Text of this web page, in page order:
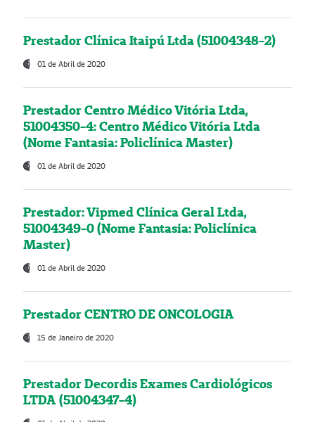
Prestador Clínica Itaipú Ltda (51004348-2)
01 de Abril de 2020
Prestador Centro Médico Vitória Ltda,
51004350-4: Centro Médico Vitória Ltda
(Nome Fantasia: Policlínica Master)
01 de Abril de 2020
Prestador: Vipmed Clínica Geral Ltda,
51004349-0 (Nome Fantasia: Policlínica
Master)
01 de Abril de 2020
Prestador CENTRO DE ONCOLOGIA
15 de Janeiro de 2020
Prestador Decordis Exames Cardiológicos
LTDA (51004347-4)